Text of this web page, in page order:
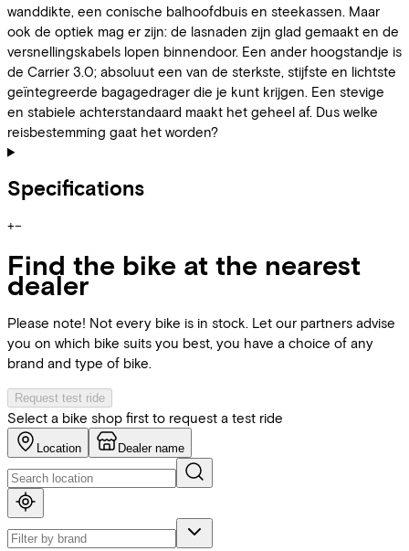
wanddikte, een conische balhoofdbuis en steekassen. Maar
ook de optiek mag er zijn: de lasnaden zijn glad gemaakt en de
versnellingskabels lopen binnendoor. Een ander hoogstandje is
de Carrier 3.0; absoluut een van de sterkste, stijfste en lichtste
geïntegreerde bagagedrager die je kunt krijgen. Een stevige
en stabiele achterstandaard maakt het geheel af. Dus welke
reisbestemming gaat het worden?
Specifications
+−
Find the bike at the nearest
dealer
Please note! Not every bike is in stock. Let our partners advise
you on which bike suits you best, you have a choice of any
brand and type of bike.
Request test ride
Select a bike shop first to request a test ride
Location Dealer name